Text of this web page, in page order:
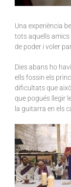
Una experiència
tots aquells amics
de poder i voler
Dies abans ho
ells fossin els
dificultats que
que pogués llegir
la guitarra en els